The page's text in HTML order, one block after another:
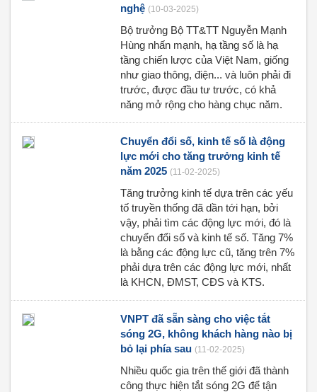
nghệ (10-03-2025)
Bộ trưởng Bộ TT&TT Nguyễn Mạnh
Hùng nhấn mạnh, hạ tầng số là hạ
tầng chiến lược của Việt Nam, giống
như giao thông, điện... và luôn phải đi
trước, được đầu tư trước, có khả
năng mở rộng cho hàng chục năm.
Chuyển đổi số, kinh tế số là động
lực mới cho tăng trưởng kinh tế
năm 2025 (11-02-2025)
Tăng trưởng kinh tế dựa trên các yếu
tố truyền thống đã dần tới hạn, bởi
vậy, phải tìm các động lực mới, đó là
chuyển đổi số và kinh tế số. Tăng 7%
là bằng các động lực cũ, tăng trên 7%
phải dựa trên các động lực mới, nhất
là KHCN, ĐMST, CĐS và KTS.
VNPT đã sẵn sàng cho việc tắt
sóng 2G, không khách hàng nào bị
bỏ lại phía sau (11-02-2025)
Nhiều quốc gia trên thế giới đã thành
công thực hiện tắt sóng 2G để tận